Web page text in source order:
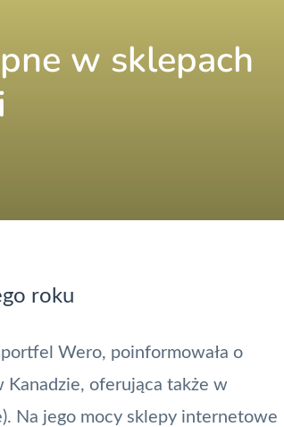
w sklepach
roku
Wero, poinformowała o
Kanadzie, oferująca także w
Na jego mocy sklepy internetowe